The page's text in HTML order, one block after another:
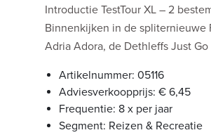
Introductie TestTour XL – 2
Binnenkijken in de spliternieuwe
Adria Adora, de Dethleffs Just
Artikelnummer: 05116
Adviesverkoopprijs: € 6,45
Frequentie: 8 x per jaar
Segment: Reizen & Recreatie